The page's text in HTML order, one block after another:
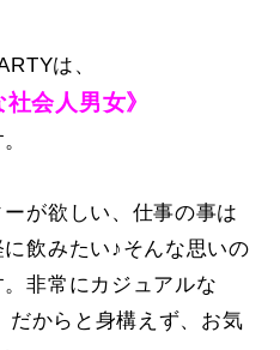
は、
会人男女》
が欲しい、仕事の事は
飲みたい♪そんな思いの
非常にカジュアルな
だからと身構えず、お気